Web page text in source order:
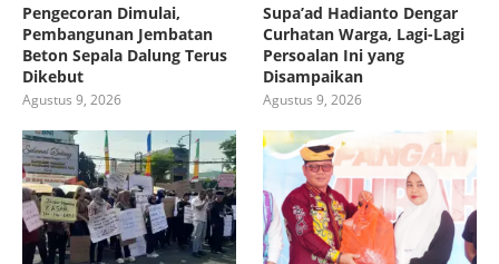
Pengecoran Dimulai,
Pembangunan Jembatan
Beton Sepala Dalung Terus
Dikebut
Agustus 9, 2026
Supa’ad Hadianto Dengar
Curhatan Warga, Lagi-Lagi
Persoalan Ini yang
Disampaikan
Agustus 9, 2026